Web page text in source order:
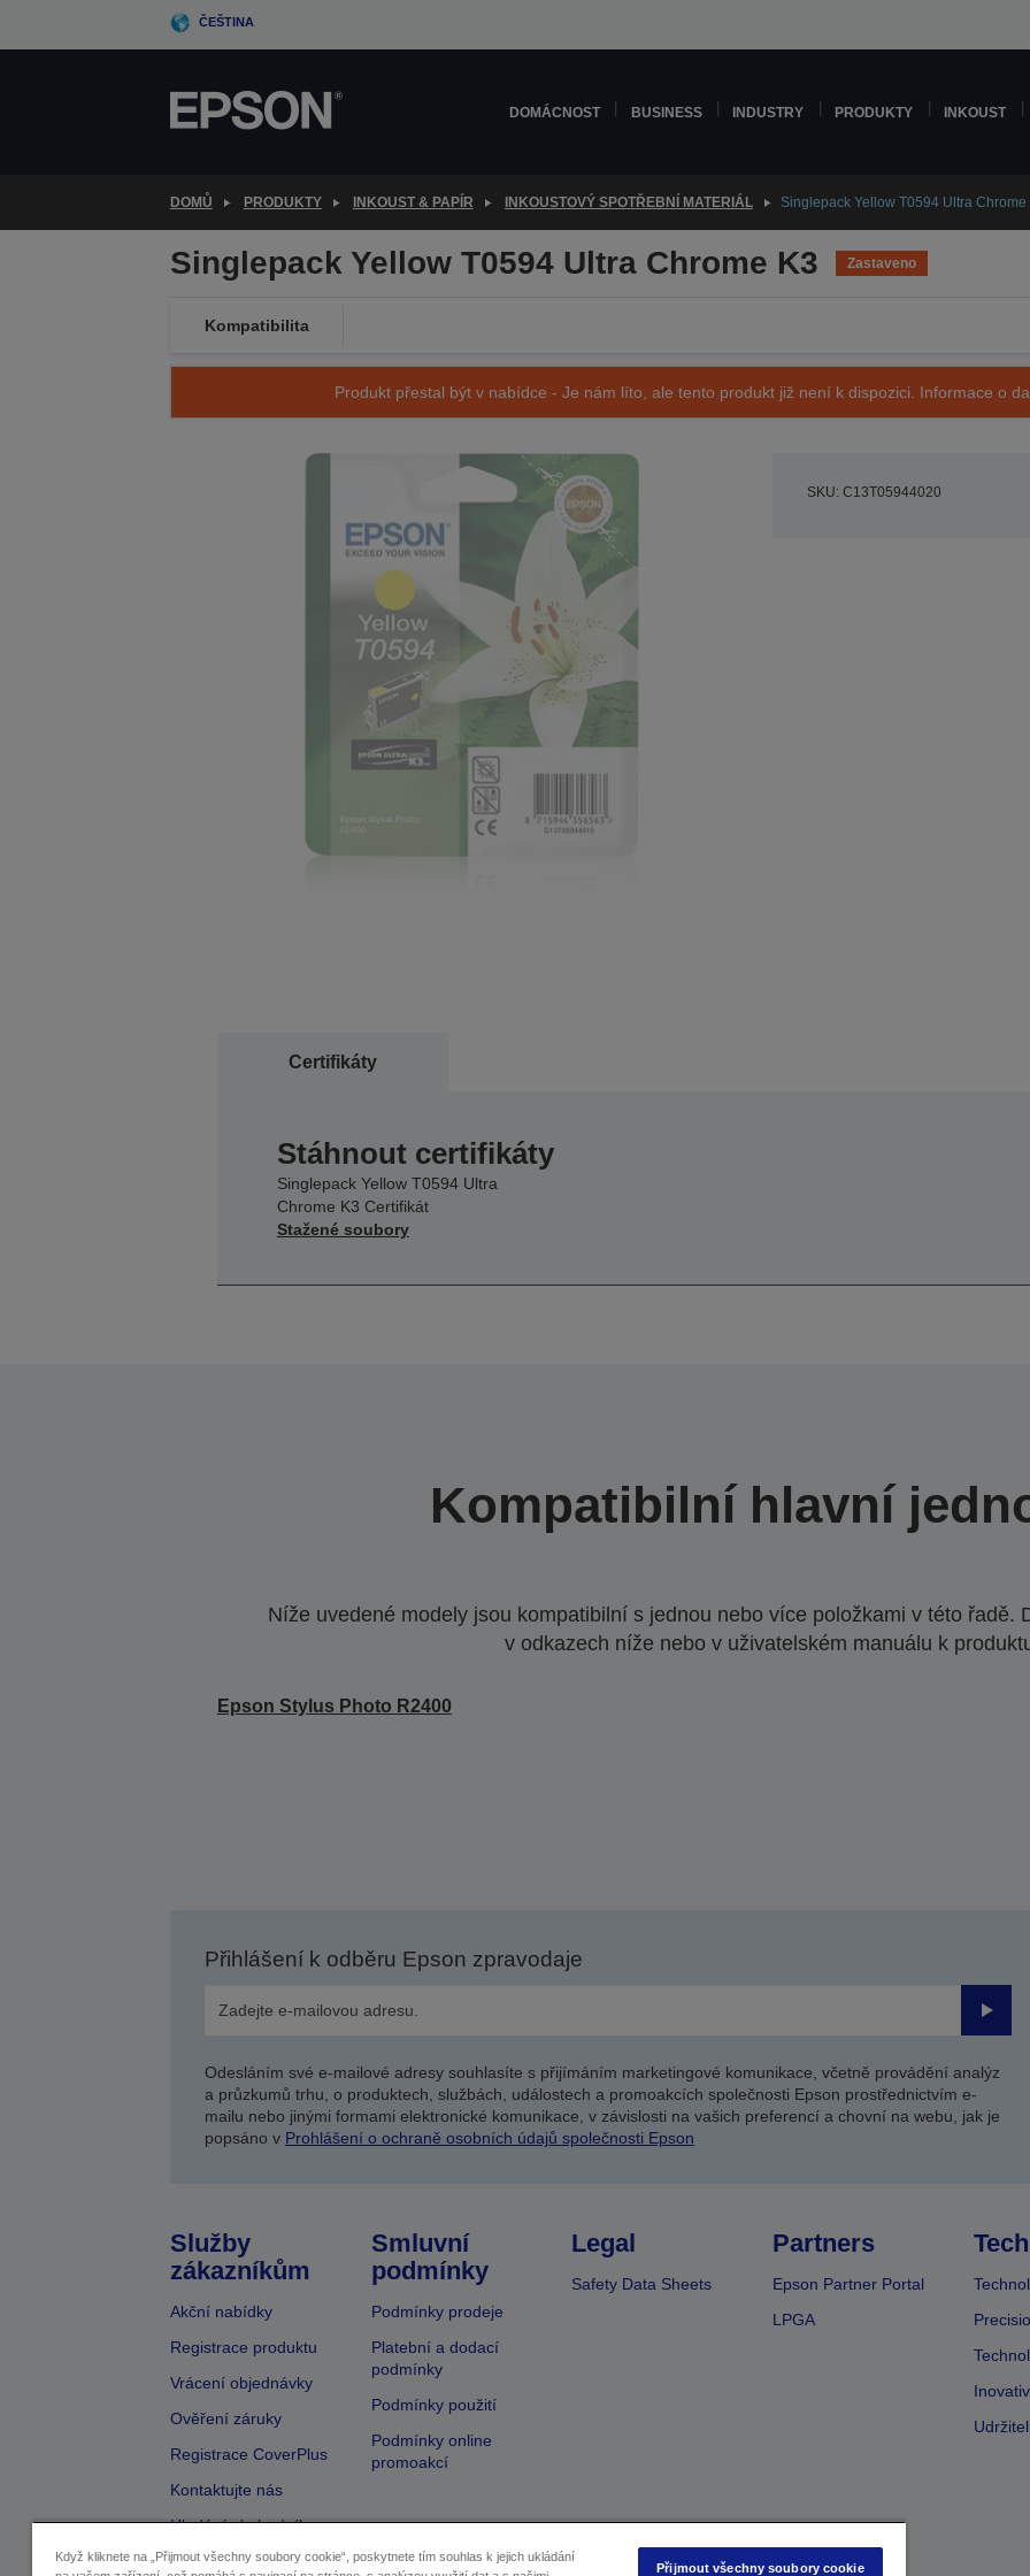
ČEŠTINA
DOMÁCNOST BUSINESS INDUSTRY PRODUKTY INKOUST
DOMŮ PRODUKTY INKOUST & PAPÍR INKOUSTOVÝ SPOTŘEBNÍ MATERIÁL Singlepack Yellow T0594 Ultra Chrome
Singlepack Yellow T0594 Ultra Chrome K3 Zastaveno
Kompatibilita
Produkt přestal být v nabídce - Je nám líto, ale tento produkt již není k dispozici. Informace o
SKU: C13T05944020
Certifikáty
Stáhnout certifikáty
Singlepack Yellow T0594 Ultra
Chrome K3 Certifikát
Stažené soubory
Kompatibilní hlavní
Níže uvedené modely jsou kompatibilní s jednou nebo více položkami v této řadě.
v odkazech níže nebo v uživatelském manuálu k
Epson Stylus Photo R2400
Přihlášení k odběru Epson zpravodaje
Odesláním své e-mailové adresy souhlasíte s přijímáním marketingové komunikace, včetně provádění analýz
a průzkumů trhu, o produktech, službách, událostech a promoakcích společnosti Epson prostřednictvím e-
mailu nebo jinými formami elektronické komunikace, v závislosti na vašich preferencí a chovní na webu, jak je
popsáno v Prohlášení o ochraně osobních údajů společnosti Epson
Služby
zákazníkům
Akční nabídky
Registrace produktu
Vrácení objednávky
Ověření záruky
Registrace CoverPlus
Kontaktujte nás
Hledání obchodníka
Smluvní
podmínky
Podmínky prodeje
Platební a dodací
podmínky
Podmínky použití
Podmínky online
promoakcí
Legal
Safety Data Sheets
Partners
Epson Partner Portal
LPGA
Když kliknete na „Přijmout všechny soubory cookie“, poskytnete tím souhlas k jejich ukládání
Přijmout všechny soubory cookie